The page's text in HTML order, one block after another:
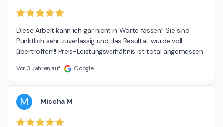
Diese Arbeit kann ich gar nicht in Worte fassen!! Sie sind
Pünktlich sehr zuverlässig und das Resultat wurde voll
übertroffen!!! Preis-Leistungsverhältnis ist total angemessen.
Vor 3 Jahren auf Google
M Mischa M